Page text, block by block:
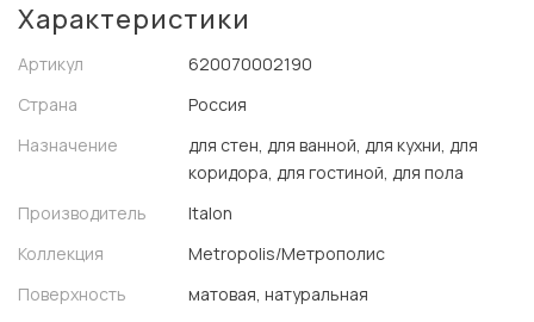
Характеристики
Артикул
620070002190
Страна
Россия
Назначение
для стен, для ванной, для кухни, для
коридора, для гостиной, для пола
Производитель
Italon
Коллекция
Metropolis/Метрополис
Поверхность
матовая, натуральная